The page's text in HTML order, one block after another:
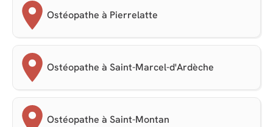
Ostéopathe à Pierrelatte
Ostéopathe à Saint-Marcel-d'Ardèche
Ostéopathe à Saint-Montan